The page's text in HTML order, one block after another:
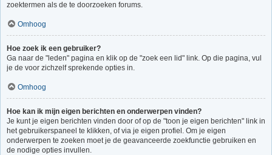
zoektermen als de te doorzoeken forums.
Omhoog
Hoe zoek ik een gebruiker?
Ga naar de "leden" pagina en klik op de "zoek een lid" link. Op die pagina, vul
je de voor zichzelf sprekende opties in.
Omhoog
Hoe kan ik mijn eigen berichten en onderwerpen vinden?
Je kunt je eigen berichten vinden door of op de "toon je eigen berichten" link in
het gebruikerspaneel te klikken, of via je eigen profiel. Om je eigen
onderwerpen te zoeken moet je de geavanceerde zoekfunctie gebruiken en
de nodige opties invullen.